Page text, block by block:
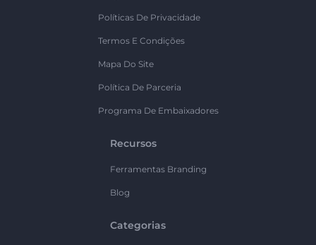
Políticas De Privacidade
Termos E Condições
Mapa Do Site
Política De Parceria
Programa De Embaixadores
Recursos
Ferramentas Branding
Blog
Categorias